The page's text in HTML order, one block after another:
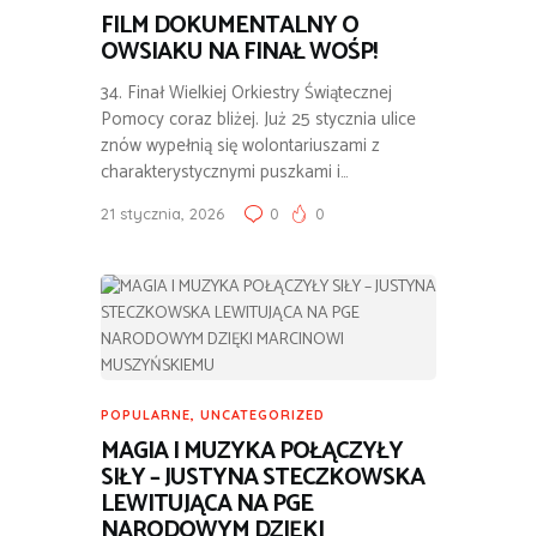
FILM DOKUMENTALNY O
OWSIAKU NA FINAŁ WOŚP!
34. Finał Wielkiej Orkiestry Świątecznej
Pomocy coraz bliżej. Już 25 stycznia ulice
znów wypełnią się wolontariuszami z
charakterystycznymi puszkami i…
21 stycznia, 2026 0 0
POPULARNE, UNCATEGORIZED
MAGIA I MUZYKA POŁĄCZYŁY
SIŁY – JUSTYNA STECZKOWSKA
LEWITUJĄCA NA PGE